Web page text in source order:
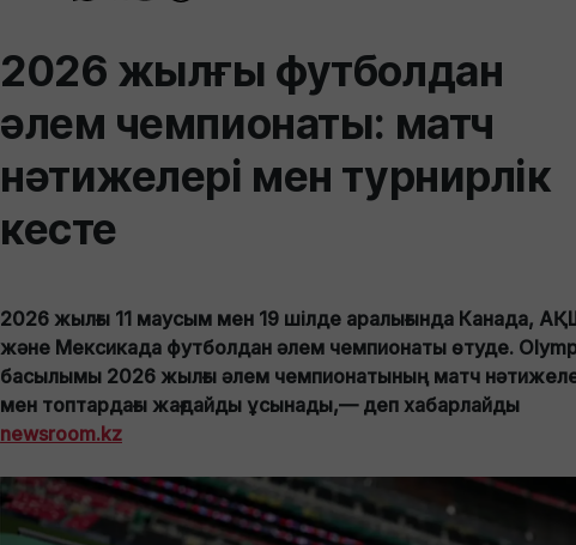
2026 жылғы футболдан
әлем чемпионаты: матч
нәтижелері мен турнирлік
кесте
2026 жылғы 11 маусым мен 19 шілде аралығында Канада,
және Мексикада футболдан әлем чемпионаты өтуде.
басылымы 2026 жылғы әлем чемпионатының матч
мен топтардағы жағдайды ұсынады,— деп хабарлайды
newsroom.kz